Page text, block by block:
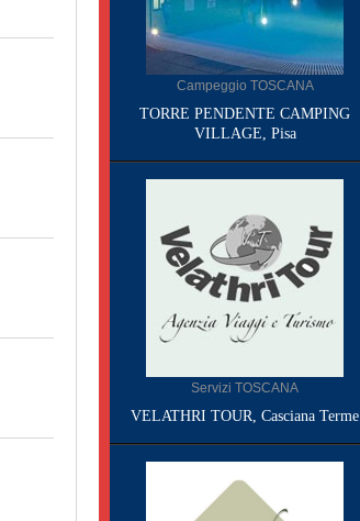
Campeggio TOSCANA
TORRE PENDENTE CAMPING
VILLAGE, Pisa
Servizi TOSCANA
VELATHRI TOUR, Casciana Terme